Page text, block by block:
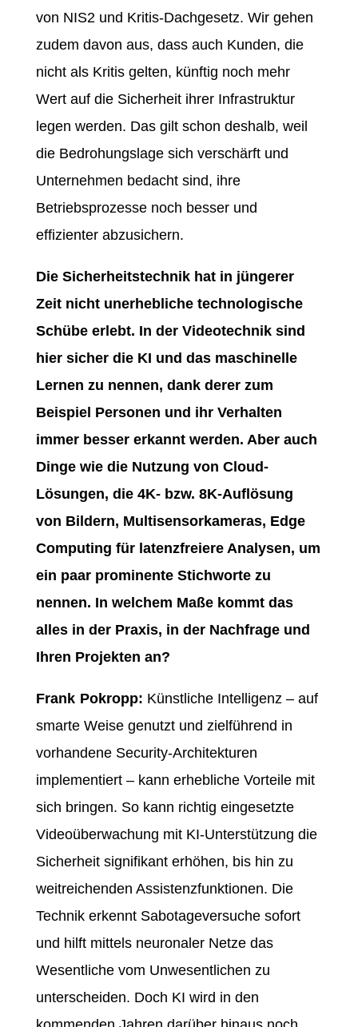
von NIS2 und Kritis-Dachgesetz. Wir gehen
zudem davon aus, dass auch Kunden, die
nicht als Kritis gelten, künftig noch mehr
Wert auf die Sicherheit ihrer Infrastruktur
legen werden. Das gilt schon deshalb, weil
die Bedrohungslage sich verschärft und
Unternehmen bedacht sind, ihre
Betriebsprozesse noch besser und
effizienter abzusichern.
Die Sicherheitstechnik hat in jüngerer
Zeit nicht unerhebliche technologische
Schübe erlebt. In der Videotechnik sind
hier sicher die KI und das maschinelle
Lernen zu nennen, dank derer zum
Beispiel Personen und ihr Verhalten
immer besser erkannt werden. Aber auch
Dinge wie die Nutzung von Cloud-
Lösungen, die 4K- bzw. 8K-Auflösung
von Bildern, Multisensorkameras, Edge
Computing für latenzfreiere Analysen, um
ein paar prominente Stichworte zu
nennen. In welchem Maße kommt das
alles in der Praxis, in der Nachfrage und
Ihren Projekten an?
Frank Pokropp: Künstliche Intelligenz – auf
smarte Weise genutzt und zielführend in
vorhandene Security-Architekturen
implementiert – kann erhebliche Vorteile mit
sich bringen. So kann richtig eingesetzte
Videoüberwachung mit KI-Unterstützung die
Sicherheit signifikant erhöhen, bis hin zu
weitreichenden Assistenzfunktionen. Die
Technik erkennt Sabotageversuche sofort
und hilft mittels neuronaler Netze das
Wesentliche vom Unwesentlichen zu
unterscheiden. Doch KI wird in den